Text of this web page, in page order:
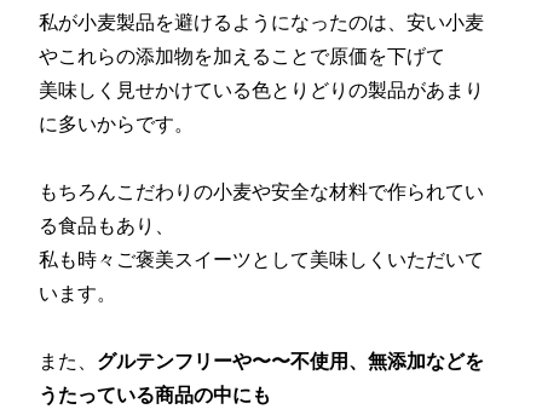
私が小麦製品を避けるようになったのは、安い小麦
やこれらの添加物を加えることで原価を下げて
美味しく見せかけている色とりどりの製品があまり
に多いからです。
もちろんこだわりの小麦や安全な材料で作られてい
る食品もあり、
私も時々ご褒美スイーツとして美味しくいただいて
います。
また、 グルテンフリーや〜〜不使用、無添加などを
うたっている商品の中にも